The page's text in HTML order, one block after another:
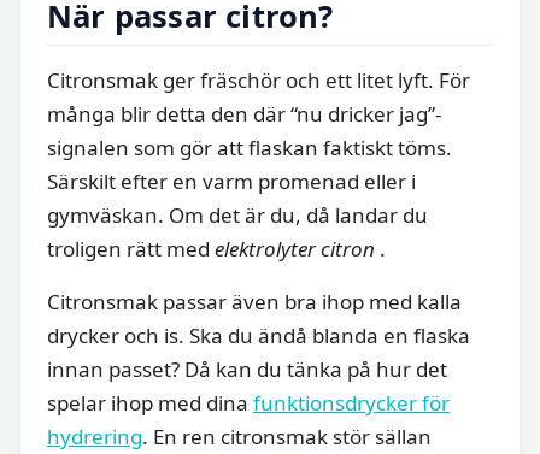
När passar citron?
Citronsmak ger fräschör och ett litet lyft. För
många blir detta den där “nu dricker jag”-
signalen som gör att flaskan faktiskt töms.
Särskilt efter en varm promenad eller i
gymväskan. Om det är du, då landar du
troligen rätt med elektrolyter citron .
Citronsmak passar även bra ihop med kalla
drycker och is. Ska du ändå blanda en flaska
innan passet? Då kan du tänka på hur det
spelar ihop med dina funktionsdrycker för
hydrering. En ren citronsmak stör sällan